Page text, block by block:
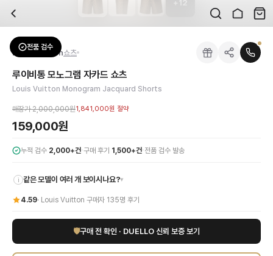
배송은 얼마나 걸리나요?
검수는 어떻게 진행되나요? 검수 사진을 받을 수 있나요?
전문 스태프가 실물 상품을 직접 확인한 후 검수 사진을 제공합니다. 가죽 재질,
교환이나 반품이 가능한가요?
수령 후 7일 이내 신청하시면 상품 하자, 사이즈 불일치, 고객 변심 모두 교환·반
쿠폰과 적립금을 함께 사용할 수 있나요?
네, 쿠폰과 적립금을 결제 시 함께 사용하실 수 있습니다. 적립금은 1,000원 이상
사이즈는 어떻게 선택하나요?
상품 상세의 사이즈 정보를 참고해 선택하시고, 사이즈 선택이 어려우시면 카카오
브랜드:
성별:남성
색상:브라운
가격:159,000원
루이비통의 독보적인 헤리티지를 담은 남성 모노그램 자카드 쇼츠를 만나보세요.
루이비통 모노그램 자카드 쇼츠
12
전품 검수
Louis Vuitton쇼츠
루이비통 모노그램 자카드 쇼츠
Louis Vuitton Monogram Jacquard Shorts
매장가2,000,000원1,841,000원 절약
159,000원
누적 검수 2,000+건·구매 후기 1,500+건· 전품 검수 발송
i 같은 모델이 여러 개 보이시나요?▾
4.59· Louis Vuitton 구매자 135명 후기
🛡구매 전 확인 · DUELLO 신뢰 보증 보기